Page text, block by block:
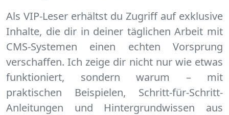
Als VIP-Leser erhältst du Zugriff auf exklusive
Inhalte, die dir in deiner täglichen Arbeit mit
CMS-Systemen einen echten Vorsprung
verschaffen. Ich zeige dir nicht nur wie etwas
funktioniert, sondern warum – mit
praktischen Beispielen, Schritt-für-Schritt-
Anleitungen und Hintergrundwissen aus